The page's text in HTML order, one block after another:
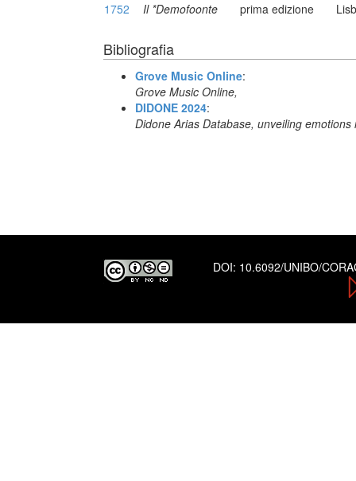
1752
Il *Demofoonte prima edizione
Bibliografia
Grove Music Online:
Grove Music Online,
DIDONE 2024:
Didone Arias Database, unveiling
DOI: 10.6092/UNIBO/